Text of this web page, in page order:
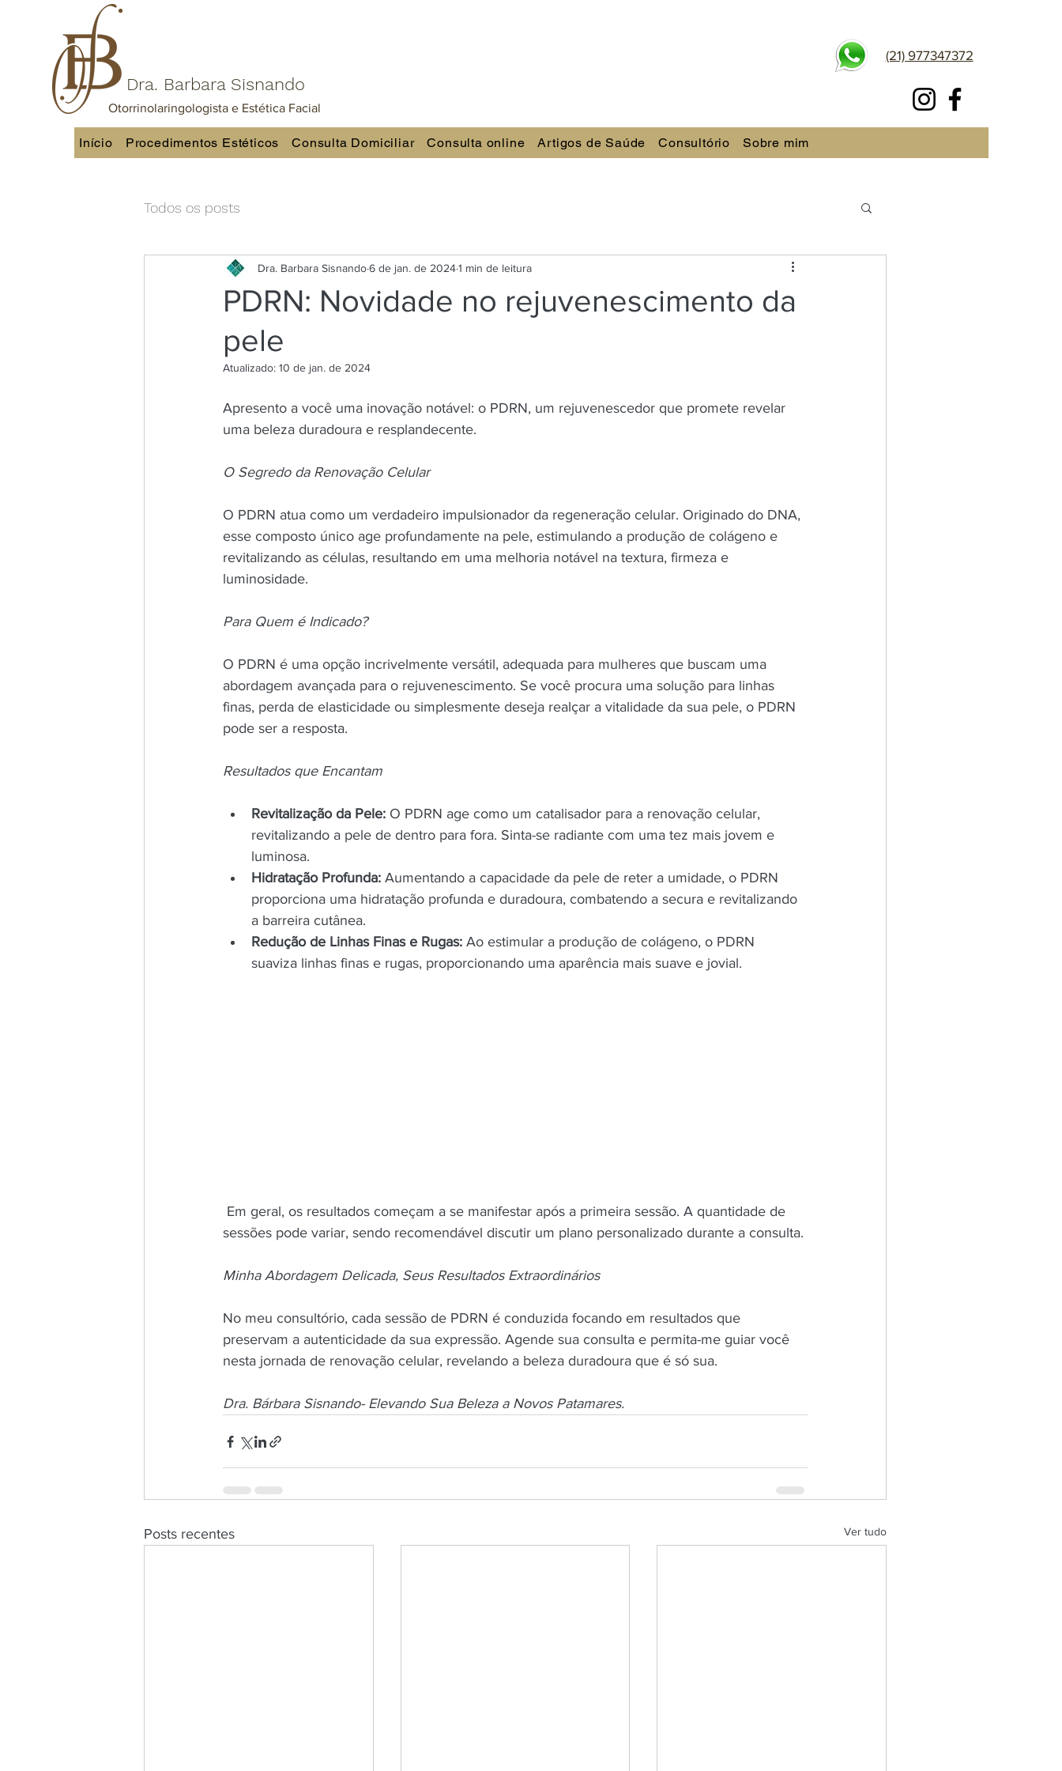
Dra. Barbara Sisnando
Otorrinolaringologista e Estética Facial
(21) 977347372
Início Procedimentos Estéticos Consulta Domiciliar Consulta online Artigos de Saúde Consultório Sobre mim
Todos os posts
PDRN: Novidade no rejuvenescimento da
pele
Dra. Barbara Sisnando6 de jan. de 20241 min de leitura
Atualizado: 10 de jan. de 2024
Apresento a você uma inovação notável: o PDRN, um rejuvenescedor que promete revelar
uma beleza duradoura e resplandecente.
O Segredo da Renovação Celular
O PDRN atua como um verdadeiro impulsionador da regeneração celular. Originado do DNA,
esse composto único age profundamente na pele, estimulando a produção de colágeno e
revitalizando as células, resultando em uma melhoria notável na textura, firmeza e
luminosidade.
Para Quem é Indicado?
O PDRN é uma opção incrivelmente versátil, adequada para mulheres que buscam uma
abordagem avançada para o rejuvenescimento. Se você procura uma solução para linhas
finas, perda de elasticidade ou simplesmente deseja realçar a vitalidade da sua pele, o PDRN
pode ser a resposta.
Resultados que Encantam
Revitalização da Pele: O PDRN age como um catalisador para a renovação celular,
revitalizando a pele de dentro para fora. Sinta-se radiante com uma tez mais jovem e
luminosa.
Hidratação Profunda: Aumentando a capacidade da pele de reter a umidade, o PDRN
proporciona uma hidratação profunda e duradoura, combatendo a secura e revitalizando
a barreira cutânea.
Redução de Linhas Finas e Rugas: Ao estimular a produção de colágeno, o PDRN
suaviza linhas finas e rugas, proporcionando uma aparência mais suave e jovial.
sessões pode variar, sendo recomendável discutir um plano personalizado durante a consulta.
Minha Abordagem Delicada, Seus Resultados Extraordinários
No meu consultório, cada sessão de PDRN é conduzida focando em resultados que
preservam a autenticidade da sua expressão. Agende sua consulta e permita-me guiar você
nesta jornada de renovação celular, revelando a beleza duradoura que é só sua.
Dra. Bárbara Sisnando- Elevando Sua Beleza a Novos Patamares.
Posts recentes Ver tudo